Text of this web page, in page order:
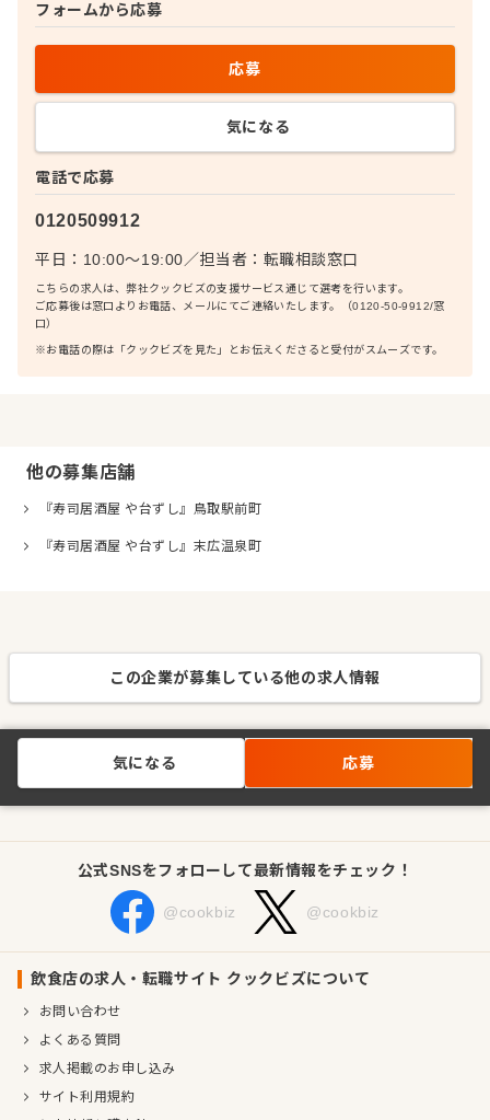
電話で応募
0120509912
平日：10:00〜19:00／担当者： 転職相談窓口
こちらの求人は、弊社クックビズの支援サービス通じて選考を行います。
ご応募後は窓口よりお電話、メールにてご連絡いたします。（0120-50-9912/窓
口）
※お電話の際は「クックビズを見た」とお伝えくださると受付がスムーズです。
フォームから応募
応募
気になる
他の募集店舗
『寿司居酒屋 や台ずし』鳥取駅前町
『寿司居酒屋 や台ずし』末広温泉町
この企業が募集している他の求人情報
気になる 応募
公式SNSをフォローして最新情報をチェック！
@cookbiz @cookbiz
飲食店の求人・転職サイト クックビズについて
お問い合わせ
よくある質問
求人掲載のお申し込み
サイト利用規約